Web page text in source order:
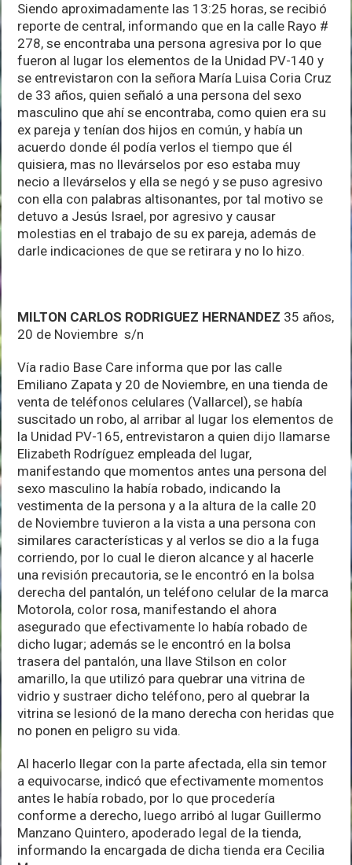
Siendo aproximadamente las 13:25 horas, se recibió
reporte de central, informando que en la calle Rayo #
278, se encontraba una persona agresiva por lo que
fueron al lugar los elementos de la Unidad PV-140 y
se entrevistaron con la señora María Luisa Coria Cruz
de 33 años, quien señaló a una persona del sexo
masculino que ahí se encontraba, como quien era su
ex pareja y tenían dos hijos en común, y había un
acuerdo donde él podía verlos el tiempo que él
quisiera, mas no llevárselos por eso estaba muy
necio a llevárselos y ella se negó y se puso agresivo
con ella con palabras altisonantes, por tal motivo se
detuvo a Jesús Israel, por agresivo y causar
molestias en el trabajo de su ex pareja, además de
darle indicaciones de que se retirara y no lo hizo.
MILTON CARLOS RODRIGUEZ HERNANDEZ 35 años,
20 de Noviembre s/n
Vía radio Base Care informa que por las calle
Emiliano Zapata y 20 de Noviembre, en una tienda de
venta de teléfonos celulares (Vallarcel), se había
suscitado un robo, al arribar al lugar los elementos de
la Unidad PV-165, entrevistaron a quien dijo llamarse
Elizabeth Rodríguez empleada del lugar,
manifestando que momentos antes una persona del
sexo masculino la había robado, indicando la
vestimenta de la persona y a la altura de la calle 20
de Noviembre tuvieron a la vista a una persona con
similares características y al verlos se dio a la fuga
corriendo, por lo cual le dieron alcance y al hacerle
una revisión precautoria, se le encontró en la bolsa
derecha del pantalón, un teléfono celular de la marca
Motorola, color rosa, manifestando el ahora
asegurado que efectivamente lo había robado de
dicho lugar; además se le encontró en la bolsa
trasera del pantalón, una llave Stilson en color
amarillo, la que utilizó para quebrar una vitrina de
vidrio y sustraer dicho teléfono, pero al quebrar la
vitrina se lesionó de la mano derecha con heridas que
no ponen en peligro su vida.
Al hacerlo llegar con la parte afectada, ella sin temor
a equivocarse, indicó que efectivamente momentos
antes le había robado, por lo que procedería
conforme a derecho, luego arribó al lugar Guillermo
Manzano Quintero, apoderado legal de la tienda,
informando la encargada de dicha tienda era Cecilia